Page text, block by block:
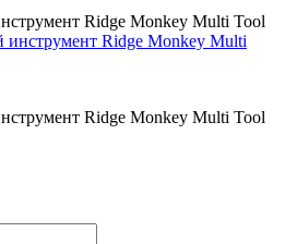
Ridge Monkey Multi Tool
Ridge Monkey Multi Tool